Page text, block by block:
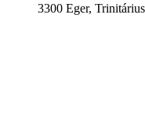
3300 Eger,